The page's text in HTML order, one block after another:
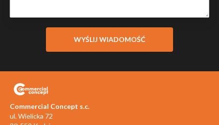
Commercial Concept s.c.
ul. Wielicka 72